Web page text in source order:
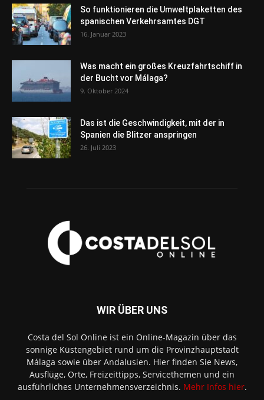
So funktionieren die Umweltplaketten des
spanischen Verkehrsamtes DGT
16. Januar 2023
Was macht ein großes Kreuzfahrtschiff in
der Bucht vor Málaga?
9. Oktober 2024
Das ist die Geschwindigkeit, mit der in
Spanien die Blitzer anspringen
26. Juli 2023
WIR ÜBER UNS
Costa del Sol Online ist ein Online-Magazin über das
sonnige Küstengebiet rund um die Provinzhauptstadt
Málaga sowie über Andalusien. Hier finden Sie News,
Ausflüge, Orte, Freizeittipps, Servicethemen und ein
ausführliches Unternehmensverzeichnis. Mehr Infos hier.